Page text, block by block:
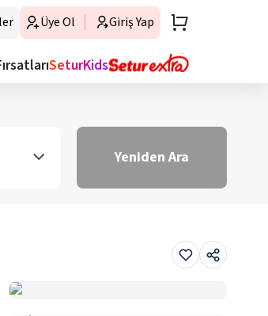
Üye Ol Giriş Yap
SeturKids
Yeniden Ara